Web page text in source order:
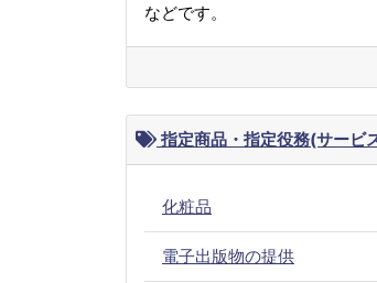
などです。
指定商品・指定役務(サービ
化粧品
電子出版物の提供